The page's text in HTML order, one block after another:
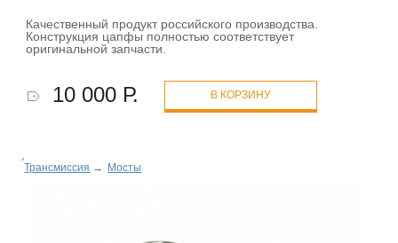
Качественный продукт российского производства.
Конструкция цапфы полностью соответствует
оригинальной запчасти.
10 000 Р. В КОРЗИНУ
Трансмиссия → Мосты